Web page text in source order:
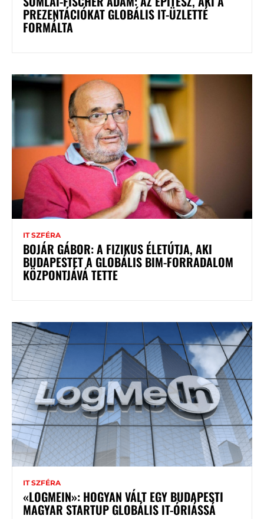
PREZENTÁCIÓKAT GLOBÁLIS IT-ÜZLETTÉ
FORMÁLTA
IT SZFÉRA
BOJÁR GÁBOR: A FIZIKUS ÉLETÚTJA, AKI
BUDAPESTET A GLOBÁLIS BIM-FORRADALOM
KÖZPONTJÁVÁ TETTE
IT SZFÉRA
«LOGMEIN»: HOGYAN VÁLT EGY BUDAPESTI
MAGYAR STARTUP GLOBÁLIS IT-ÓRIÁSSÁ